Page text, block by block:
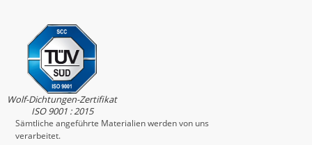
Wolf-Dichtungen-Zertifikat
ISO 9001 : 2015
Sämtliche angeführte Materialien werden von uns
verarbeitet.